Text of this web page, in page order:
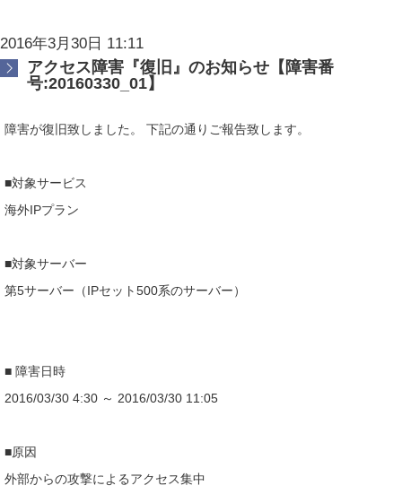
2016年3月30日 11:11
アクセス障害『復旧』のお知らせ【障害番
号:20160330_01】
障害が復旧致しました。 下記の通りご報告致します。
■対象サービス
海外IPプラン
■対象サーバー
第5サーバー（IPセット500系のサーバー）
■ 障害日時
2016/03/30 4:30 ～ 2016/03/30 11:05
■原因
外部からの攻撃によるアクセス集中